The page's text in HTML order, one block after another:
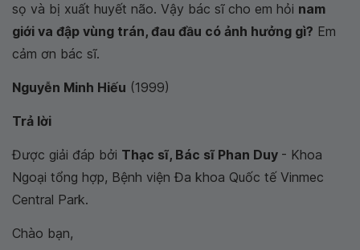
sọ và bị xuất huyết não. Vậy bác sĩ cho em hỏi nam
giới va đập vùng trán, đau đầu có ảnh hưởng gì? Em
cảm ơn bác sĩ.
Nguyễn Minh Hiếu (1999)
Trả lời
Được giải đáp bởi Thạc sĩ, Bác sĩ Phan Duy - Khoa
Ngoại tổng hợp, Bệnh viện Đa khoa Quốc tế Vinmec
Central Park.
Chào bạn,